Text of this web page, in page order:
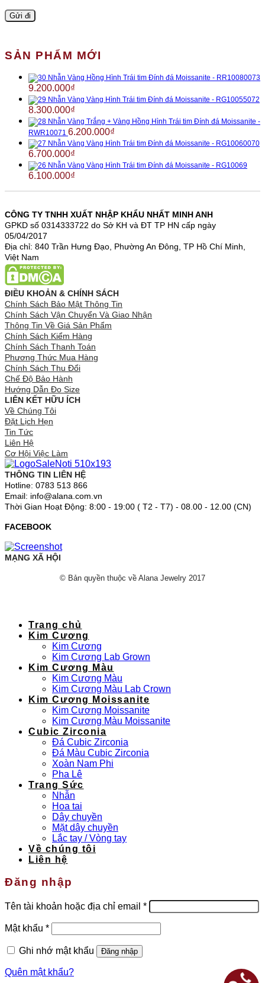
SẢN PHẨM MỚI
Nhẫn Vàng Hồng Hình Trái tim Đính đá Moissanite - RR10080073
9.200.000₫
Nhẫn Vàng Vàng Hình Trái tim Đính đá Moissanite - RG10055072
8.300.000₫
Nhẫn Vàng Trắng + Vàng Hồng Hình Trái tim Đính đá Moissanite -
RWR10071 6.200.000₫
Nhẫn Vàng Vàng Hình Trái tim Đính đá Moissanite - RG10060070
6.700.000₫
Nhẫn Vàng Vàng Hình Trái tim Đính đá Moissanite - RG10069
6.100.000₫
CÔNG TY TNHH XUẤT NHẬP KHẨU NHẤT MINH ANH
GPKD số 0314333722 do Sở KH và ĐT TP HN cấp ngày
05/04/2017
Địa chỉ: 840 Trần Hưng Đạo, Phường An Đông, TP Hồ Chí Minh,
Việt Nam
ĐIỀU KHOẢN & CHÍNH SÁCH
Chính Sách Bảo Mật Thông Tin
Chính Sách Vận Chuyển Và Giao Nhận
Thông Tin Về Giá Sản Phẩm
Chính Sách Kiểm Hàng
Chính Sách Thanh Toán
Phương Thức Mua Hàng
Chính Sách Thu Đổi
Chế Độ Bảo Hành
Hướng Dẫn Đo Size
LIÊN KẾT HỮU ÍCH
Về Chúng Tôi
Đặt Lịch Hẹn
Tin Tức
Liên Hệ
Cơ Hội Việc Làm
THÔNG TIN LIÊN HỆ
Hotline: 0783 513 866
Email: info@alana.com.vn
Thời Gian Hoạt Động: 8:00 - 19:00 ( T2 - T7) - 08.00 - 12.00 (CN)
FACEBOOK
MẠNG XÃ HỘI
© Bản quyền thuộc về Alana Jewelry 2017
Trang chủ
Kim Cương
Kim Cương
Kim Cương Lab Grown
Kim Cương Màu
Kim Cương Màu
Kim Cương Màu Lab Crown
Kim Cương Moissanite
Kim Cương Moissanite
Kim Cương Màu Moissanite
Cubic Zirconia
Đá Cubic Zirconia
Đá Màu Cubic Zirconia
Xoàn Nam Phi
Pha Lê
Trang Sức
Nhẫn
Hoa tai
Dây chuyền
Mặt dây chuyền
Lắc tay / Vòng tay
Về chúng tôi
Liên hệ
Đăng nhập
Tên tài khoản hoặc địa chỉ email *Bắt
buộc
Mật khẩu *Bắt
buộc
Ghi nhớ mật khẩu
Đăng nhập
Quên mật khẩu?